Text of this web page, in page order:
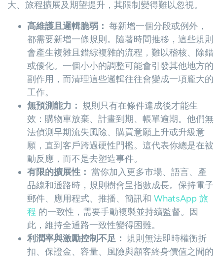
大、旅程擴展及期望提升，其限制變得難以忽視。
高維護且邏輯脆弱： 每新增一個分段或例外，
都需要新增一條規則。隨著時間推移，這些規則
會產生複雜且錯綜複雜的流程，難以稽核、除錯
或優化。一個小小的調整可能會引發其他地方的
副作用，而清理這些邏輯往往會變成一項龐大的
工作。
無預測能力： 規則只有在條件達成後才能生
效：購物車放棄、計畫到期、帳單逾期。他們無
法偵測早期流失風險、購買意願上升或升級意
願，直到客戶跨過硬性門檻。這代表你總是在被
動反應，而不是去塑造事件。
有限的擴展性： 當你加入更多市場、語言、產
品線和通路時，規則樹會呈指數成長。保持電子
郵件、應用程式、推播、簡訊和 WhatsApp 旅
程 的一致性，需要手動複製並持續監督。因
此，維持全通路一致性變得困難。
利潤率與激勵控制不足： 規則無法即時權衡折
扣、保證金、容量、風險與顧客終身價值之間的